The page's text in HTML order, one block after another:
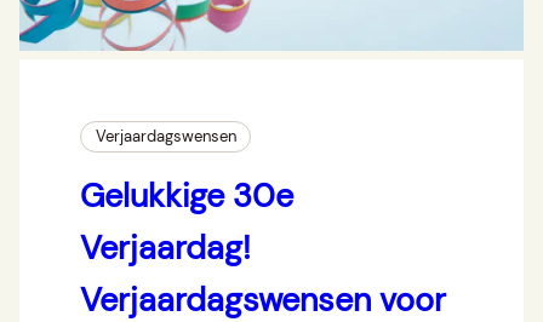
Verjaardagswensen
Gelukkige 30e
Verjaardag!
Verjaardagswensen voor